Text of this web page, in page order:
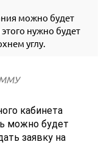
можно будет
нужно будет
углу.
кабинета
можно будет
заявку на